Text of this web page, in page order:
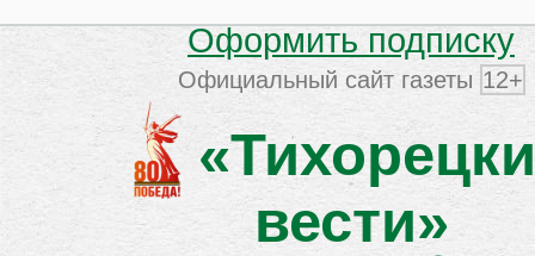
Оформить подписку
Официальный сайт газеты 12+
вести»